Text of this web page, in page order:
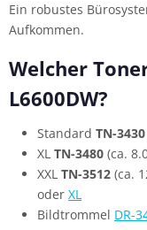
Ein robustes
Aufkommen.
Welcher
L6600DW?
Standard TN-3430
XL TN-3480 (ca.
XXL TN-3512 (ca.
oder XL
Bildtrommel DR-